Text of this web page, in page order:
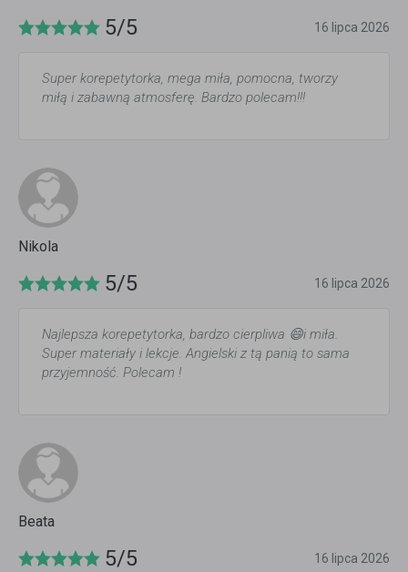
5/5 16 lipca 2026
Super korepetytorka, mega miła, pomocna, tworzy
miłą i zabawną atmosferę. Bardzo polecam!!!
Nikola
5/5 16 lipca 2026
Najlepsza korepetytorka, bardzo cierpliwa 😄i miła.
Super materiały i lekcje. Angielski z tą panią to sama
przyjemność. Polecam !
Beata
5/5 16 lipca 2026